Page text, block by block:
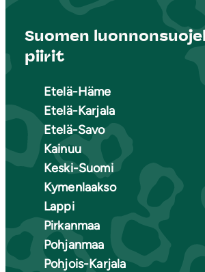
Suomen
piirit
Etelä-Häme
Etelä-Karjala
Etelä-Savo
Kainuu
Keski-Suomi
Kymenlaakso
Lappi
Pirkanmaa
Pohjanmaa
Pohjois-Karjala